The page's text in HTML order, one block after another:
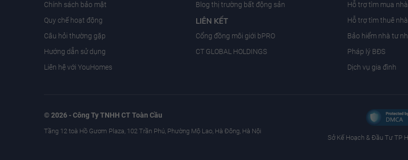
Chính sách bảo mật
Quy chế hoạt động
Câu hỏi thường gặp
Hướng dẫn sử dụng
Liên hệ với YouHomes
Blog thị trường bất động sản
LIÊN KẾT
Cổng đồng môi giới bPRO
CT GLOBAL HOLDINGS
Hỗ trợ tìm mua nhà
Hỗ trợ tìm thuê nhà
Bảo hiểm nhà tư
Pháp lý BĐS
Dịch vụ gia đình
© 2026 - Công Ty TNHH CT Toàn Cầu
Tầng 12 toà Hồ Gươm Plaza, 102 Trần Phú, Phường Mộ Lao, Hà Đông, Hà Nội
Sở Kế Hoạch & Ðầu Tư TP